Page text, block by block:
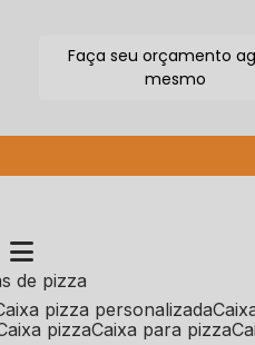
Faça seu orçamento
mesmo
de pizza
caixa pizza personalizada
caixa pizza caixa para pizza